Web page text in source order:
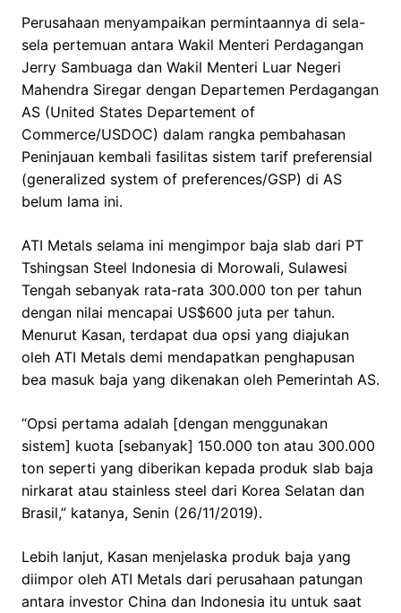
Perusahaan menyampaikan permintaannya di sela-
sela pertemuan antara Wakil Menteri Perdagangan
Jerry Sambuaga dan Wakil Menteri Luar Negeri
Mahendra Siregar dengan Departemen Perdagangan
AS (United States Departement of
Commerce/USDOC) dalam rangka pembahasan
Peninjauan kembali fasilitas sistem tarif preferensial
(generalized system of preferences/GSP) di AS
belum lama ini.
ATI Metals selama ini mengimpor baja slab dari PT
Tshingsan Steel Indonesia di Morowali, Sulawesi
Tengah sebanyak rata-rata 300.000 ton per tahun
dengan nilai mencapai US$600 juta per tahun.
Menurut Kasan, terdapat dua opsi yang diajukan
oleh ATI Metals demi mendapatkan penghapusan
bea masuk baja yang dikenakan oleh Pemerintah AS.
“Opsi pertama adalah [dengan menggunakan
sistem] kuota [sebanyak] 150.000 ton atau 300.000
ton seperti yang diberikan kepada produk slab baja
nirkarat atau stainless steel dari Korea Selatan dan
Brasil,” katanya, Senin (26/11/2019).
Lebih lanjut, Kasan menjelaska produk baja yang
diimpor oleh ATI Metals dari perusahaan patungan
antara investor China dan Indonesia itu untuk saat